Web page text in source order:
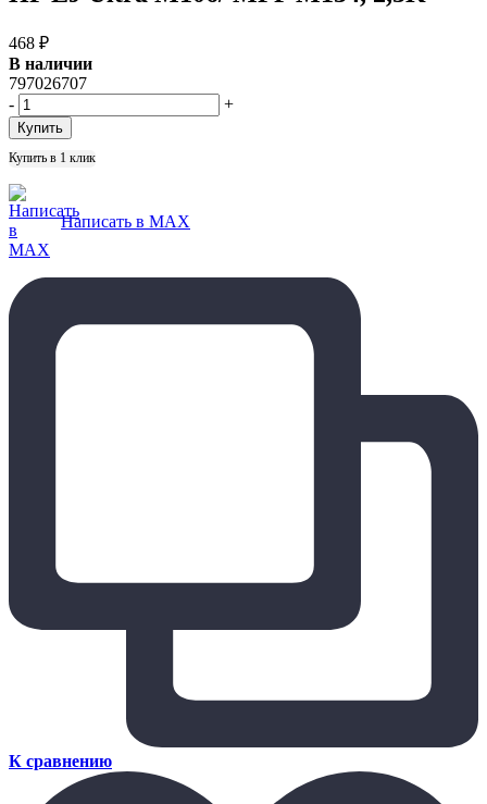
468 ₽
В наличии
797026707
-
+
Купить в 1 клик
Написать в MAX
К сравнению